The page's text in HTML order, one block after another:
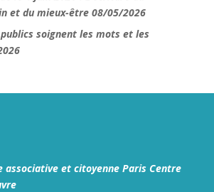
et du mieux-être 08/05/2026
soignent les mots et les
associative et citoyenne Paris Centre